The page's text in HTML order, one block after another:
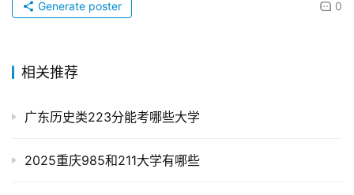
0
Generate poster
相关推荐
广东历史类223分能考哪些大学
2025重庆985和211大学有哪些